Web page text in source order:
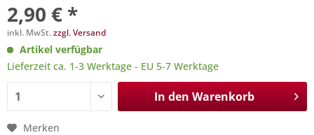
2,90 € *
inkl. MwSt.zzgl. Versand
Artikel verfügbar
Lieferzeit ca. 1-3 Werktage - EU 5-7 Werktage
In den Warenkorb
Merken